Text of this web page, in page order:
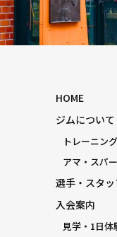
HOME
ジムについて
トレーニング
アマ・スパ
選手・スタッ
入会案内
見学・1日体